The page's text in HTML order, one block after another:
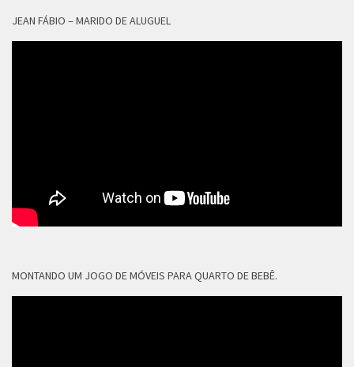
JEAN FÁBIO – MARIDO DE ALUGUEL
MONTANDO UM JOGO DE MÓVEIS PARA QUARTO DE BEBÊ.